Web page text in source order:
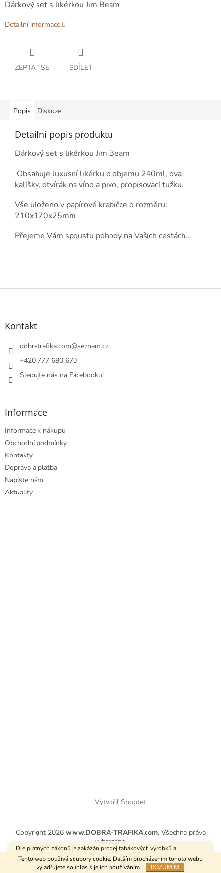
Tento web používá soubory cookie. Dalším procházením tohoto webu
vyjadřujete souhlas s jejich používáním.
ROZUMÍM
Dle platných zákonů je zakázán prodej tabákových výrobků a
kuřáckých pomůcek osobám mladším 18 let.
Dárkový set s likérkou Jim Beam
Detailní informace
ZEPTAT SE SDÍLET
Popis Diskuze
Detailní popis produktu
Dárkový set s likérkou Jim Beam
Obsahuje luxusní likérku o objemu 240ml, dva
kalíšky, otvírák na víno a pivo, propisovací tužku.
Vše uloženo v papírové krabičce o rozměru:
210x170x25mm
Přejeme Vám spoustu pohody na Vašich cestách...
Z
Kontakt
dobratrafika.com@seznam.cz
+420 777 680 670
Sledujte nás na Facebooku!
Informace
Informace k nákupu
Obchodní podmínky
Kontakty
Doprava a platba
Napište nám
Aktuality
Vytvořil Shoptet
Copyright 2026 www.DOBRA-TRAFIKA.com. Všechna práva
vyhrazena.
Používámeověření věku Adulto